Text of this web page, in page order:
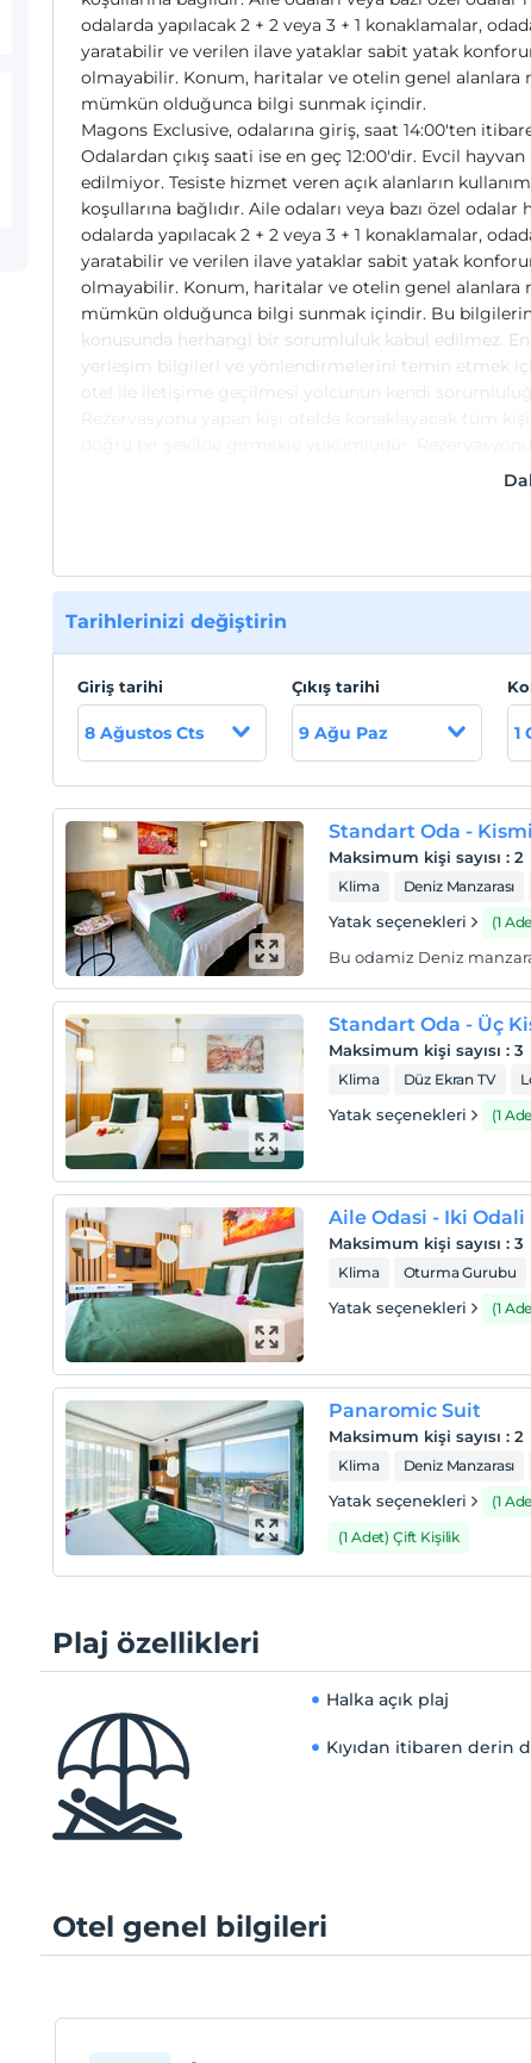
odalarda yapılacak 2 + 2 veya 3 + 1 konaklamalar, odada
yaratabilir ve verilen ilave yataklar sabit yatak
olmayabilir. Konum, haritalar ve otelin genel alanlara
mümkün olduğunca bilgi sunmak içindir.
Magons Exclusive, odalarına giriş, saat 14:00'ten
Odalardan çıkış saati ise en geç 12:00'dir. Evcil hayvan
edilmiyor. Tesiste hizmet veren açık alanların
koşullarına bağlıdır. Aile odaları veya bazı özel
odalarda yapılacak 2 + 2 veya 3 + 1 konaklamalar, odada
yaratabilir ve verilen ilave yataklar sabit yatak
olmayabilir. Konum, haritalar ve otelin genel alanlara
mümkün olduğunca bilgi sunmak içindir. Bu
konusunda herhangi bir sorumluluk kabul edilmez.
yerleşim bilgileri ve yönlendirmelerini temin etmek
otel ile iletişime geçilmesi yolcunun kendi
yaparken doğru e-posta adresinin ve transferler için
Havaalanı'na 235 km., Dalaman Havaalanı'na 135 km.
Tarihlerinizi değiştirin
Giriş tarihi
8 Ağustos Cts
Çıkış tarihi
9 Ağu Paz 1
Standart Oda -
Maksimum kişi sayısı :2
Klima Deniz Manzarası
Yatak seçenekleri (1
Bu odamiz Deniz
Standart Oda - Üç
Maksimum kişi sayısı :3
Klima Düz Ekran TV
Yatak seçenekleri (1
Aile Odasi - Iki Odali
Maksimum kişi sayısı :3
Klima Oturma Gurubu
Yatak seçenekleri (1
Panaromic Suit
Maksimum kişi sayısı :2
Klima Deniz Manzarası
Yatak seçenekleri (1
(1 Adet) Çift Kişilik
Plaj özellikleri
Halka açık plaj
Kıyıdan itibaren derin
Otel genel bilgileri